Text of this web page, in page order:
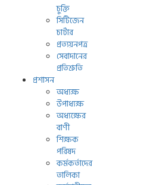
চুক্তি
সিটিজেন
চার্টার
প্রত্যয়নপত্র
সেবাদানের
প্রতিশ্রুতি
প্রশাসন
অধ্যক্ষ
উপাধ্যক্ষ
অধ্যক্ষের
বাণী
শিক্ষক
পরিষদ
কর্মকর্তাদের
তালিকা